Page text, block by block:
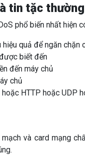
tin tặc
phổ biến nhất hiện
quả để ngăn chặn
biết đến
đến máy chủ
chủ
HTTP hoặc UDP
và card mạng